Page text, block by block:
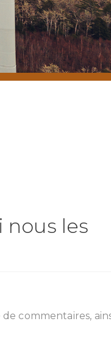
nous les
commentaires,